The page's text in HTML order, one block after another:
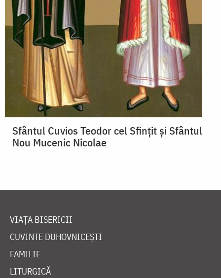
Sfântul Cuvios Teodor cel Sfințit și Sfântul
Nou Mucenic Nicolae
VIAȚA BISERICII
CUVINTE DUHOVNICEȘTI
FAMILIE
LITURGICĂ